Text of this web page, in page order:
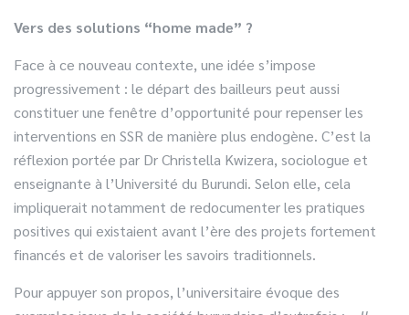
Vers des solutions “home made” ?
Face à ce nouveau contexte, une idée s’impose
progressivement : le départ des bailleurs peut aussi
constituer une fenêtre d’opportunité pour repenser les
interventions en SSR de manière plus endogène. C’est la
réflexion portée par Dr Christella Kwizera, sociologue et
enseignante à l’Université du Burundi. Selon elle, cela
impliquerait notamment de redocumenter les pratiques
positives qui existaient avant l’ère des projets fortement
financés et de valoriser les savoirs traditionnels.
Pour appuyer son propos, l’universitaire évoque des